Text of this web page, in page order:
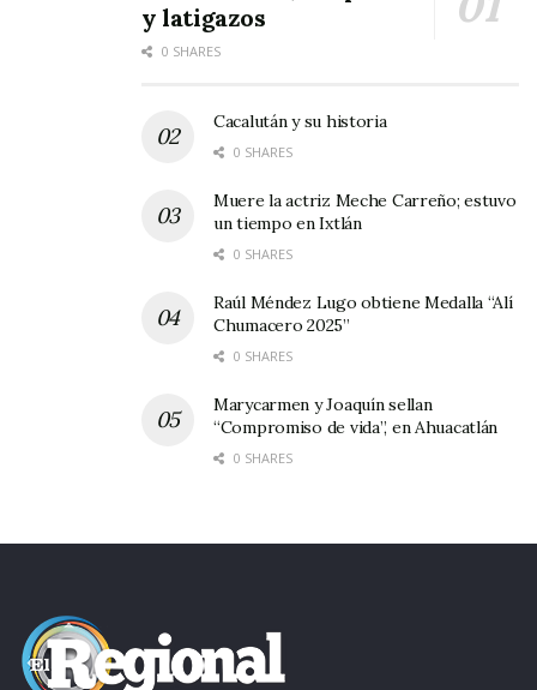
anteriormente no podían hacer los tres que
ocupaban ese puesto. Sin embargo, todo se
personal en otras áreas, donde hasta las
y latigazos
0 SHARES
Cacalután y su historia
0 SHARES
Muere la actriz Meche Carreño; estuvo
un tiempo en Ixtlán
0 SHARES
Raúl Méndez Lugo obtiene Medalla “Alí
Chumacero 2025”
0 SHARES
Marycarmen y Joaquín sellan
“Compromiso de vida”, en Ahuacatlán
0 SHARES